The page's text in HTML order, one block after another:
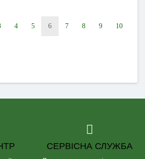
4 5 6 7 8 9 10
СЕРВІСНА СЛУЖБА